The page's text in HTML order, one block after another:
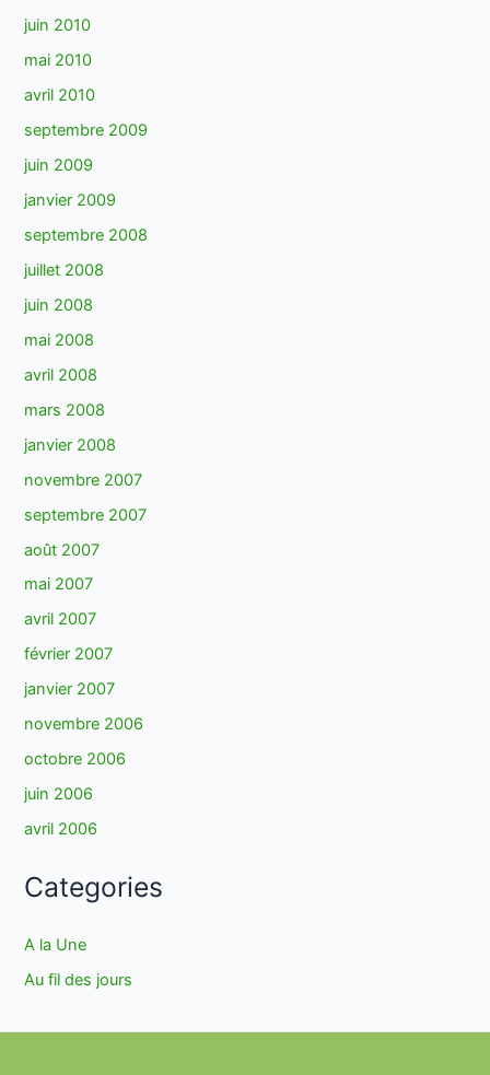
juin 2010
mai 2010
avril 2010
septembre 2009
juin 2009
janvier 2009
septembre 2008
juillet 2008
juin 2008
mai 2008
avril 2008
mars 2008
janvier 2008
novembre 2007
septembre 2007
août 2007
mai 2007
avril 2007
février 2007
janvier 2007
novembre 2006
octobre 2006
juin 2006
avril 2006
Categories
A la Une
Au fil des jours